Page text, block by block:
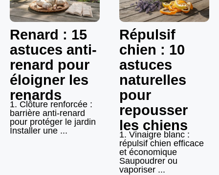
Renard : 15
astuces anti-
renard pour
éloigner les
renards
1. Clôture renforcée :
barrière anti-renard
pour protéger le jardin
Installer une ...
Répulsif
chien : 10
astuces
naturelles
pour
repousser
les chiens
1. Vinaigre blanc :
répulsif chien efficace
et économique
Saupoudrer ou
vaporiser ...